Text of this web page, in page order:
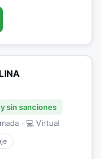
sin sanciones
· 💻 Virtual